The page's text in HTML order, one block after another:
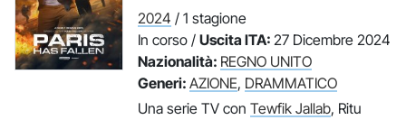
2024 / 1 stagione
In corso / Uscita ITA: 27 Dicembre 2024
Nazionalità: REGNO UNITO
Generi: AZIONE, DRAMMATICO
Una serie TV con Tewfik Jallab, Ritu